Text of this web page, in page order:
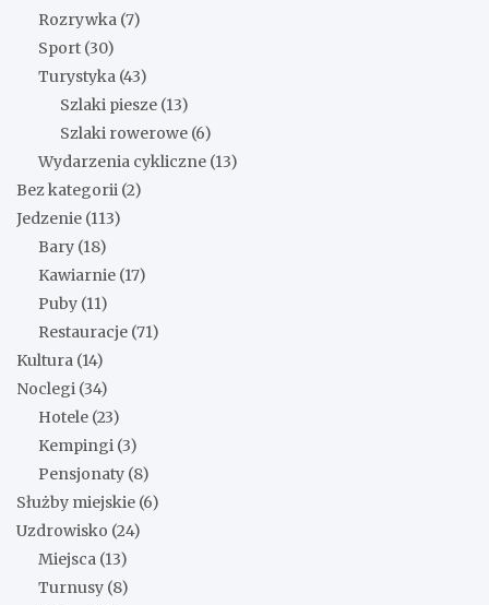
Rozrywka (7)
Sport (30)
Turystyka (43)
Szlaki piesze (13)
Szlaki rowerowe (6)
Wydarzenia cykliczne (13)
Bez kategorii (2)
Jedzenie (113)
Bary (18)
Kawiarnie (17)
Puby (11)
Restauracje (71)
Kultura (14)
Noclegi (34)
Hotele (23)
Kempingi (3)
Pensjonaty (8)
Służby miejskie (6)
Uzdrowisko (24)
Miejsca (13)
Turnusy (8)